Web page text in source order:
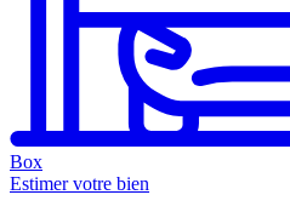
Box
Estimer votre bien